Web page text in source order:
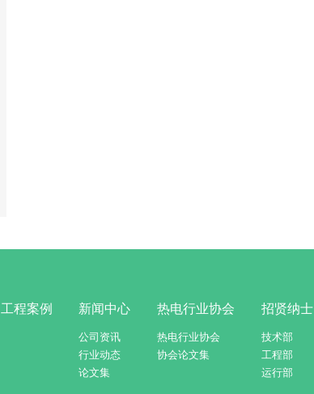
工程案例 新闻中心
公司资讯
行业动态
论文集
热电行业协会
热电行业协会
协会论文集
招贤纳士
技术部
工程部
运行部